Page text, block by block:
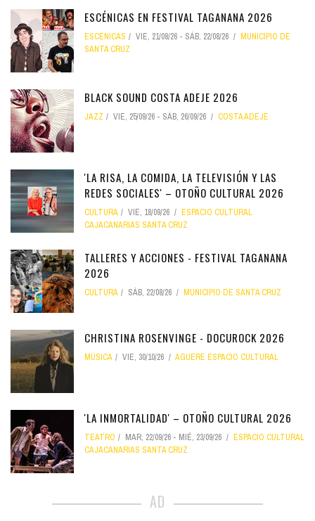
ESCÉNICAS EN FESTIVAL TAGANANA 2026
ESCÉNICAS VIE, 21/08/26 - SÁB, 22/08/26
MUNICIPIO DE
SANTA CRUZ
BLACK SOUND COSTA ADEJE 2026
JAZZ VIE, 25/09/26 - SÁB, 26/09/26 COSTA ADEJE
'LA RISA, LA COMIDA, LA TELEVISIÓN Y LAS
REDES SOCIALES' – OTOÑO CULTURAL 2026
CULTURA VIE, 18/09/26
ESPACIO CULTURAL
CAJACANARIAS SANTA CRUZ
TALLERES Y ACCIONES - FESTIVAL TAGANANA
2026
CULTURA SÁB, 22/08/26 MUNICIPIO DE SANTA CRUZ
CHRISTINA ROSENVINGE - DOCUROCK 2026
MÚSICA VIE, 30/10/26 AGUERE ESPACIO CULTURAL
'LA INMORTALIDAD' – OTOÑO CULTURAL 2026
TEATRO MAR, 22/09/26 - MIÉ, 23/09/26
ESPACIO CULTURAL
CAJACANARIAS SANTA CRUZ
AD